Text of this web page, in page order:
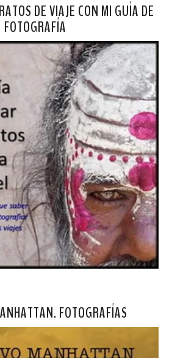
DE VIAJE CON MI GUÍA DE
FOTOGRAFÍA
FOTOGRAFÍAS